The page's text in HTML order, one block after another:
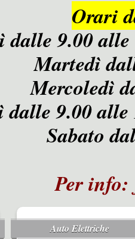
Orari
dalle 9.00
Martedì
Mercoledì
dalle 9.00
Sabato
Per info:
Auto Elettriche